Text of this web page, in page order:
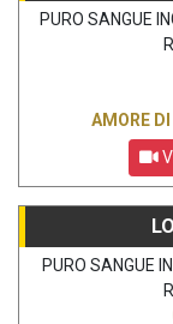
PURO SANGUE
AMORE
PURO SANGUE